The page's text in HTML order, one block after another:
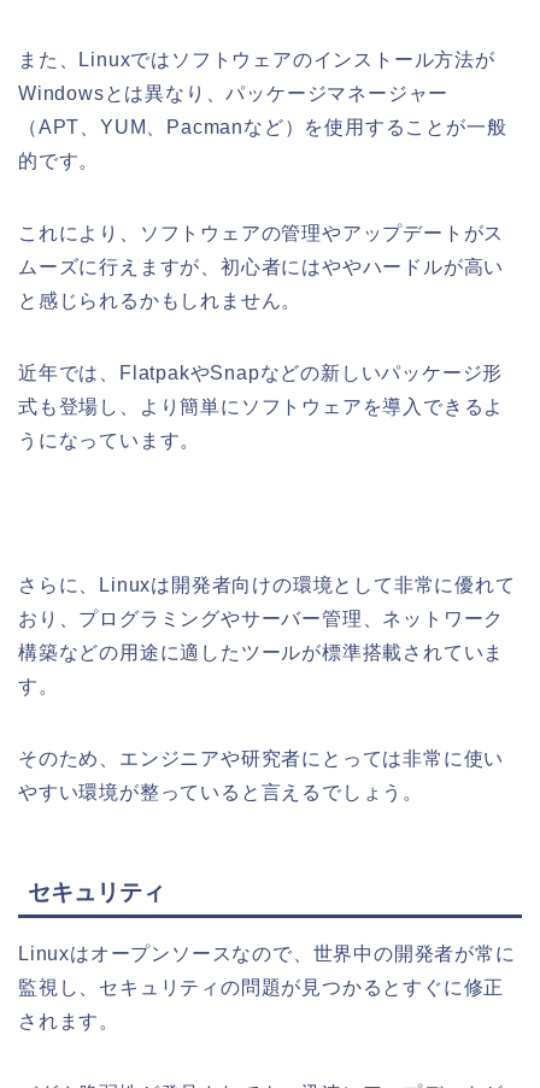
また、Linuxではソフトウェアのインストール方法が
Windowsとは異なり、パッケージマネージャー
（APT、YUM、Pacmanなど）を使用することが一般
的です。
これにより、ソフトウェアの管理やアップデートがス
ムーズに行えますが、初心者にはややハードルが高い
と感じられるかもしれません。
近年では、FlatpakやSnapなどの新しいパッケージ形
式も登場し、より簡単にソフトウェアを導入できるよ
うになっています。
さらに、Linuxは開発者向けの環境として非常に優れて
おり、プログラミングやサーバー管理、ネットワーク
構築などの用途に適したツールが標準搭載されていま
す。
そのため、エンジニアや研究者にとっては非常に使い
やすい環境が整っていると言えるでしょう。
セキュリティ
Linuxはオープンソースなので、世界中の開発者が常に
監視し、セキュリティの問題が見つかるとすぐに修正
されます。